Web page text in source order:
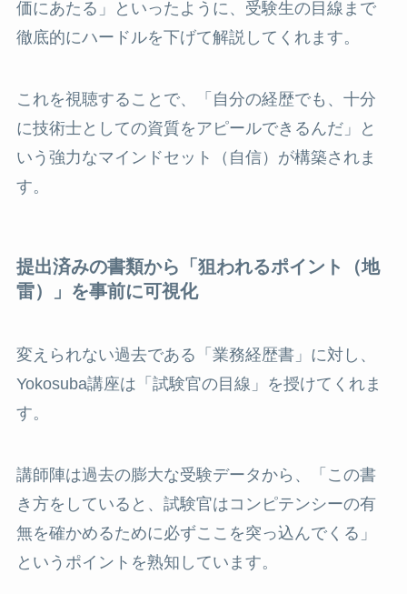
価にあたる」といったように、受験生の目線まで
徹底的にハードルを下げて解説してくれます。
これを視聴することで、「自分の経歴でも、十分
に技術士としての資質をアピールできるんだ」と
いう強力なマインドセット（自信）が構築されま
す。
提出済みの書類から「狙われるポイント（地
雷）」を事前に可視化
変えられない過去である「業務経歴書」に対し、
Yokosuba講座は「試験官の目線」を授けてくれま
す。
講師陣は過去の膨大な受験データから、「この書
き方をしていると、試験官はコンピテンシーの有
無を確かめるために必ずここを突っ込んでくる」
というポイントを熟知しています。